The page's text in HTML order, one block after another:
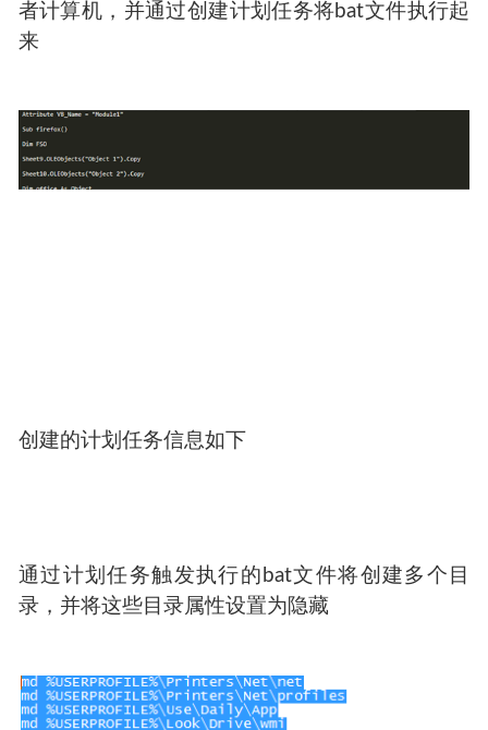
者计算机，并通过创建计划任务将bat文件执行起
来
创建的计划任务信息如下
通过计划任务触发执行的bat文件将创建多个目
录，并将这些目录属性设置为隐藏